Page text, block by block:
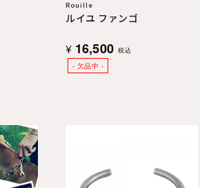
Rouille
ルイユ ファンゴ
¥ 16,500 税込